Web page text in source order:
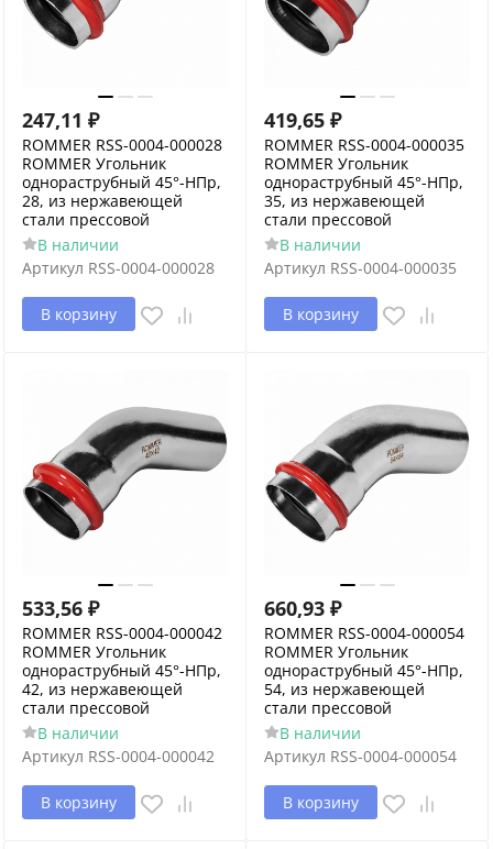
247,11 ₽
ROMMER RSS-0004-000028
ROMMER Угольник
однораструбный 45°-НПр,
28, из нержавеющей
стали прессовой
В наличии
Артикул RSS-0004-000028
В корзину
419,65 ₽
ROMMER RSS-0004-000035
ROMMER Угольник
однораструбный 45°-НПр,
35, из нержавеющей
стали прессовой
В наличии
Артикул RSS-0004-000035
В корзину
533,56 ₽
ROMMER RSS-0004-000042
ROMMER Угольник
однораструбный 45°-НПр,
42, из нержавеющей
стали прессовой
В наличии
Артикул RSS-0004-000042
В корзину
660,93 ₽
ROMMER RSS-0004-000054
ROMMER Угольник
однораструбный 45°-НПр,
54, из нержавеющей
стали прессовой
В наличии
Артикул RSS-0004-000054
В корзину